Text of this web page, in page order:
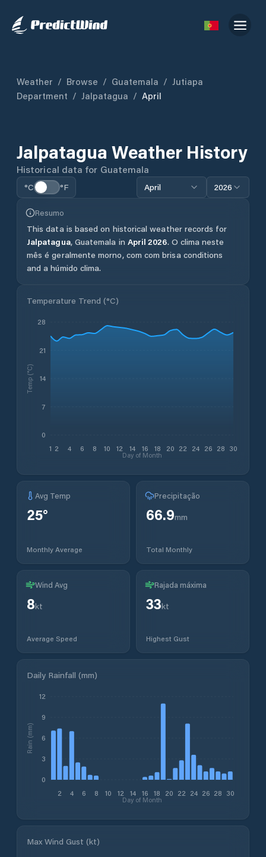
Weather / Browse / Guatemala / Jutiapa
Department / Jalpatagua / April
Jalpatagua Weather History
Historical data for Guatemala
°C °F April 2026
Resumo
This data is based on historical weather records for
Jalpatagua, Guatemala in April 2026. O clima neste
mês é geralmente morno, com com brisa conditions
and a húmido clima.
Temperature Trend (°C)
1 2 4 6 8 10 12 14 16 18 20 22 24 26 28 30
Day of Month
0
7
14
21
28
Temp (°C)
Avg Temp
25°
Monthly Average
Precipitação
66.9mm
Total Monthly
Wind Avg
8kt
Average Speed
Rajada máxima
33kt
Highest Gust
Daily Rainfall (mm)
2 4 6 8 10 12 14 16 18 20 22 24 26 28 30
Day of Month
0
3
6
9
12
Rain (mm)
Max Wind Gust (kt)